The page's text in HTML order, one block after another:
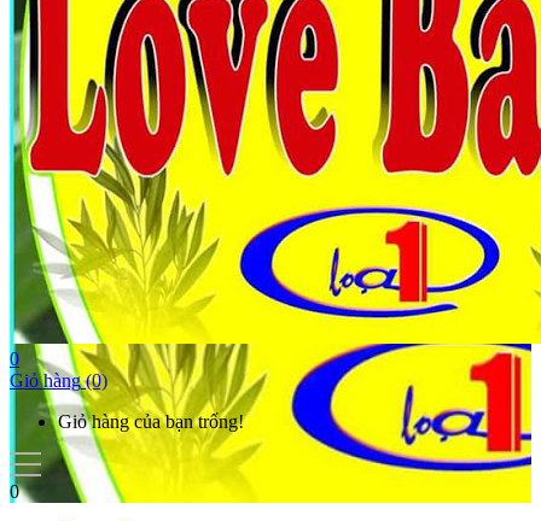
0
Giỏ hàng (0)
Giỏ hàng của bạn trống!
0